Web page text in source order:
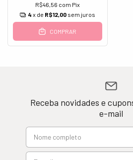
R$46,56 com Pix
4 x de R$12,00 sem juros
COMPRAR
Receba novidades e
e-mail